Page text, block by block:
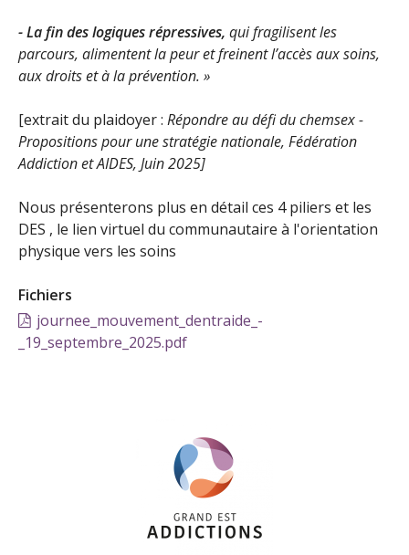
- La fin des logiques répressives, qui fragilisent les
parcours, alimentent la peur et freinent l’accès aux soins,
aux droits et à la prévention. »
[extrait du plaidoyer : Répondre au défi du chemsex -
Propositions pour une stratégie nationale, Fédération
Addiction et AIDES, Juin 2025]
Nous présenterons plus en détail ces 4 piliers et les
DES , le lien virtuel du communautaire à l'orientation
physique vers les soins
Fichiers
journee_mouvement_dentraide_-
_19_septembre_2025.pdf